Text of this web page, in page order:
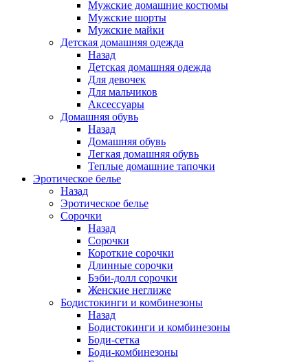
Мужские домашние костюмы
Мужские шорты
Мужские майки
Детская домашняя одежда
Назад
Детская домашняя одежда
Для девочек
Для мальчиков
Аксессуары
Домашняя обувь
Назад
Домашняя обувь
Легкая домашняя обувь
Теплые домашние тапочки
Эротическое белье
Назад
Эротическое белье
Сорочки
Назад
Сорочки
Короткие сорочки
Длинные сорочки
Бэби-долл сорочки
Женские неглиже
Бодистокинги и комбинезоны
Назад
Бодистокинги и комбинезоны
Боди-сетка
Боди-комбинезоны